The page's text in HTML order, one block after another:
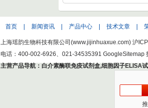
Hepatitis C Virus
首页 新闻资讯 产品中心 技术文章
上海瑶韵生物科技有限公司(www.jijinhuaxue.com) 沪
电话：400-002-6926、021-34535391 GoogleSitemap
主营产品导航： 白介素酶联免疫试剂盒,细胞因子ELISA